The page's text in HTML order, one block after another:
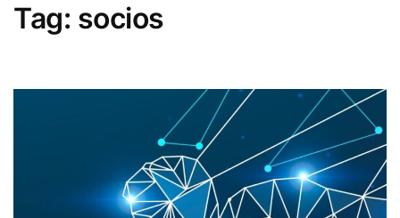
Tag: socios